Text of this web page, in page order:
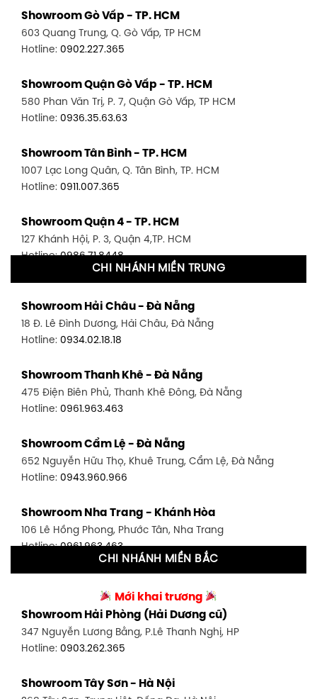
Showroom Gò Vấp - TP. HCM
603 Quang Trung, Q. Gò Vấp, TP HCM
Hotline: 0902.227.365
Showroom Quận Gò Vấp - TP. HCM
580 Phan Văn Trị, P. 7, Quận Gò Vấp, TP HCM
Hotline: 0936.35.63.63
Showroom Tân Bình - TP. HCM
1007 Lạc Long Quân, Q. Tân Bình, TP. HCM
Hotline: 0911.007.365
Showroom Quận 4 - TP. HCM
127 Khánh Hội, P. 3, Quận 4,TP. HCM
Hotline:0986.71.8448
1411 Đường 3/2, P. 16, Quận 11, TP. HCM
Hotline:0906.256.759
1448 Huỳnh Tấn Phát, Phú Thuận, Quận 7, TP HCM
Hotline:0946.480.580
348 Đ. Bạch Đằng, P. 14, Bình Thạnh, TP HCM
Hotline:0902.716.230
591 Hoàng Văn Thụ, P. 4, Tân Bình, TP HCM
Hotline:0906.256.759
0986.71.8448
Showroom Thuận An - Bình Dương
66 đường DT743, An Phú, Thuận An, Bình Dương
CHI NHÁNH MIỀN TRUNG
Showroom Hải Châu - Đà Nẵng
18 Đ. Lê Đình Dương, Hải Châu, Đà Nẵng
Hotline: 0934.02.18.18
Showroom Thanh Khê - Đà Nẵng
475 Điện Biên Phủ, Thanh Khê Đông, Đà Nẵng
Hotline: 0961.963.463
Showroom Cẩm Lệ - Đà Nẵng
652 Nguyễn Hữu Thọ, Khuê Trung, Cẩm Lệ, Đà Nẵng
Hotline: 0943.960.966
Showroom Nha Trang - Khánh Hòa
106 Lê Hồng Phong, Phước Tân, Nha Trang
Hotline:0961.963.463
27-29 Nguyễn Sỹ Sách, Hưng Bình, TP Vinh, Nghệ An
Hotline:0943.960.966
Showroom Buôn Ma Thuột
Hotline:0934.02.18.18
CHI NHÁNH MIỀN BẮC
Mới khai trương
Showroom Hải Phòng (Hải Dương cũ)
347 Nguyễn Lương Bằng, P.Lê Thanh Nghị, HP
Hotline: 0903.262.365
Showroom Tây Sơn - Hà Nội